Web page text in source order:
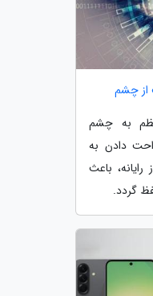
از چشم
به چشم
دادن به
باعث
گردد.